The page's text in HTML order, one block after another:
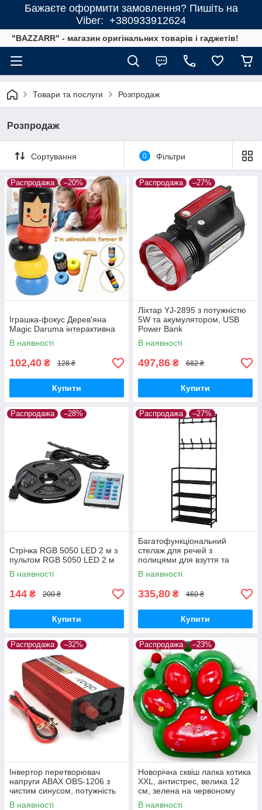
Бажаєте оформити замовлення? Пишіть на
Viber: +380933912624
"BAZZARR" - магазин оригінальних товарів і гаджетів!
Товари та послуги Розпродаж
Розпродаж
Сортування 0 Фільтри
Распродажа –20%
Іграшка-фокус Дерев'яна
Magic Daruma інтерактивна
В наявності
102,40 ₴ 128 ₴
Купити
Распродажа –27%
Ліхтар YJ-2895 з потужністю
5W та акумулятором, USB
Power Bank
В наявності
497,86 ₴ 682 ₴
Купити
Распродажа –28%
Стрічка RGB 5050 LED 2 м з
пультом RGB 5050 LED 2 м
В наявності
144 ₴ 200 ₴
Купити
Распродажа –27%
Багатофункціональний
стелаж для речей з
полицями для взуття та
гачками, чорний
В наявності
335,80 ₴ 460 ₴
Купити
Распродажа –32%
Інвертор перетворювач
напруги ABAX OBS-1206 з
чистим синусом, потужність
1200W
В наявності
Распродажа –23%
Новорічна сквіш лапка котика
XXL, антистрес, велика 12
см, зелена на червоному
В наявності